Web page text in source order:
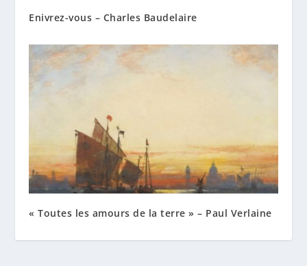
Enivrez-vous – Charles Baudelaire
« Toutes les amours de la terre » – Paul Verlaine